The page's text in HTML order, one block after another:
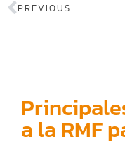
PREVIOUS
a la RMF